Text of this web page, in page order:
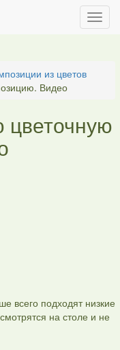
из цветов
Видео
цветочную
всего подходят низкие
на столе и не